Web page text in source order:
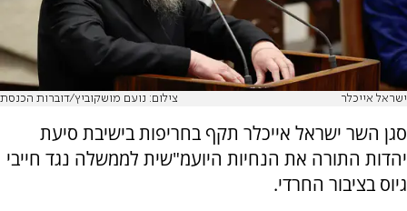
ישראל אייכלר צילום: נועם מושקוביץ/דוברות הכנסת
סגן השר ישראל אייכלר תקף בחריפות בישיבת סיעת
יהדות התורה את הנחיות היועמ"שית לממשלה נגד חייבי
גיוס בציבור החרדי.